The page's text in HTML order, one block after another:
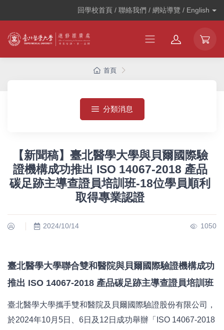
回學校首頁 / 聯絡我們 / 網站導覽 / English
首頁
分類消息
【新聞稿】臺北醫學大學與貝爾國際驗
證機構成功推出 ISO 14067-2018 產品
碳足跡主導查證員培訓班-18位學員順利
取得專業認證
2024/10/14 1050
臺北醫學大學聯合雙和醫院與貝爾國際驗證機構成功
推出 ISO 14067-2018 產品碳足跡主導查證員培訓班
臺北醫學大學攜手雙和醫院及貝爾國際驗證股份有限公司，
於2024年10月5日、6日及12日成功舉辦「ISO 14067-2018